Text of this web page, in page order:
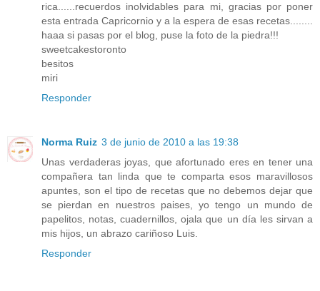
rica......recuerdos inolvidables para mi, gracias por poner
esta entrada Capricornio y a la espera de esas recetas........
haaa si pasas por el blog, puse la foto de la piedra!!!
sweetcakestoronto
besitos
miri
Responder
Norma Ruiz 3 de junio de 2010 a las 19:38
Unas verdaderas joyas, que afortunado eres en tener una
compañera tan linda que te comparta esos maravillosos
apuntes, son el tipo de recetas que no debemos dejar que
se pierdan en nuestros paises, yo tengo un mundo de
papelitos, notas, cuadernillos, ojala que un día les sirvan a
mis hijos, un abrazo cariñoso Luis.
Responder